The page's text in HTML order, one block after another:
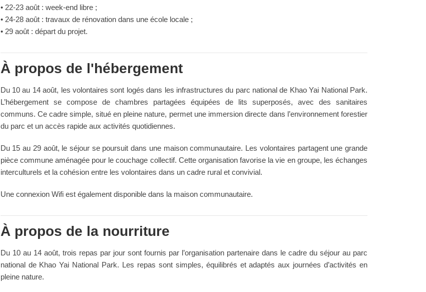
• 22-23 août : week-end libre ;
• 24-28 août : travaux de rénovation dans une école locale ;
• 29 août : départ du projet.
À propos de l'hébergement
Du 10 au 14 août, les volontaires sont logés dans les infrastructures du parc national de Khao Yai National Park.
L’hébergement se compose de chambres partagées équipées de lits superposés, avec des sanitaires
communs. Ce cadre simple, situé en pleine nature, permet une immersion directe dans l’environnement forestier
du parc et un accès rapide aux activités quotidiennes.
Du 15 au 29 août, le séjour se poursuit dans une maison communautaire. Les volontaires partagent une grande
pièce commune aménagée pour le couchage collectif. Cette organisation favorise la vie en groupe, les échanges
interculturels et la cohésion entre les volontaires dans un cadre rural et convivial.
Une connexion Wifi est également disponible dans la maison communautaire.
À propos de la nourriture
Du 10 au 14 août, trois repas par jour sont fournis par l’organisation partenaire dans le cadre du séjour au parc
national de Khao Yai National Park. Les repas sont simples, équilibrés et adaptés aux journées d’activités en
pleine nature.